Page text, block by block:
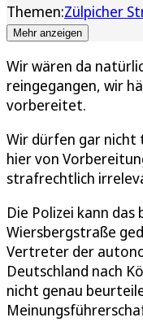
Themen:Zülpicher
Mehr anzeigen
Wir wären da
reingegangen, wir
vorbereitet.
Wir dürfen gar nicht
hier von
strafrechtlich
Die Polizei kann
Wiersbergstraße
Vertreter der
Deutschland nach
nicht genau